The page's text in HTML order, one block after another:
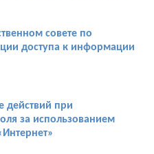
совете по
доступа к информации
действий при
за использованием